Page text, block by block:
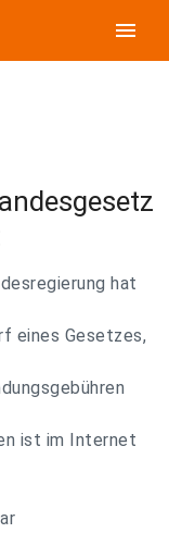
menu
hat
eines Gesetzes,
ist im Internet